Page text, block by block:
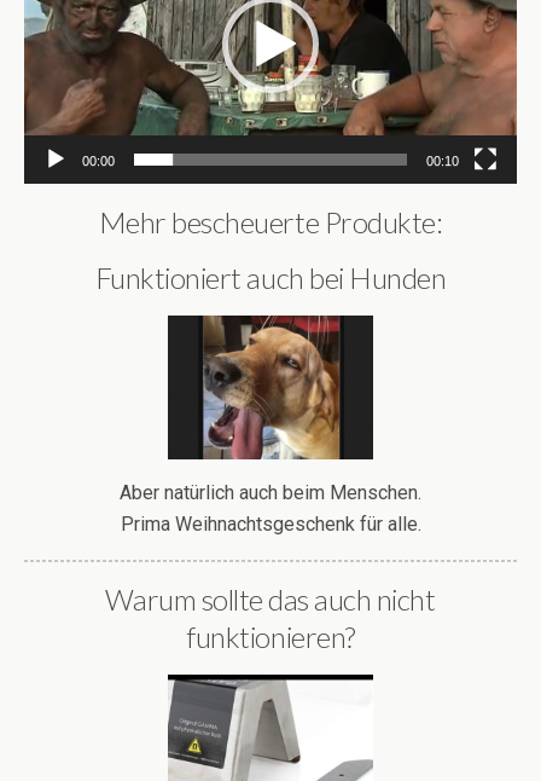
00:00 00:10
Mehr bescheuerte Produkte:
Funktioniert auch bei Hunden
Aber natürlich auch beim Menschen.
Prima Weihnachtsgeschenk für alle.
Warum sollte das auch nicht
funktionieren?